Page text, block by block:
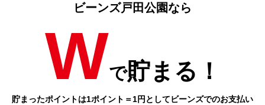
ビーンズ戸田公園なら
Wで貯まる！
貯まったポイントは1ポイント＝1円としてビーンズでのお支払い